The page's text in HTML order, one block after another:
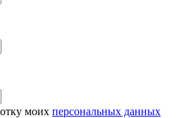
моих персональных данных